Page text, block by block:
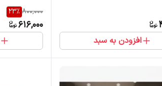
افزودن به سبد
800,000
23%
616,000